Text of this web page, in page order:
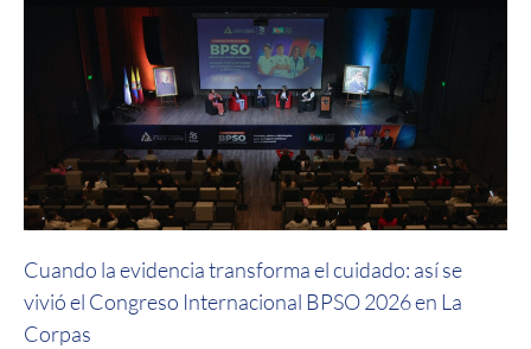
Cuando la evidencia transforma el cuidado: así se
vivió el Congreso Internacional BPSO 2026 en La
Corpas